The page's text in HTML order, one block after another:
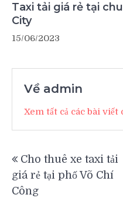
Taxi tải giá rẻ tại
City
15/06/2023
Về admin
Xem tất cả các bài viết
hướng
bài
Cho thuê xe taxi tải
giá rẻ tại phố Võ Chí
Công